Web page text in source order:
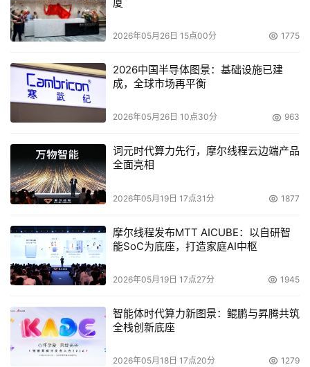
2026年05月26日 15点00分 1775
2026中国半导体图景：基础设施已建
成，全球市场再平衡
2026年05月26日 10点30分 963
词元时代算力先行，摩尔线程云边端产品
全面亮相
2026年05月19日 17点31分 1877
摩尔线程发布MTT AICUBE：以自研智
能SoC为底座，打造家庭AI中枢
2026年05月19日 17点27分 1945
智能体时代算力新图景：鲲鹏与昇腾共筑
全栈创新底座
2026年05月18日 17点20分 1279